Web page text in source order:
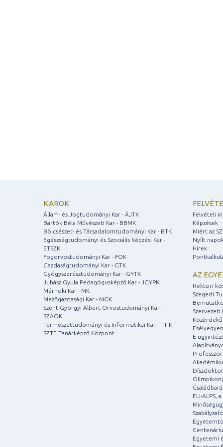
KAROK
Állam- és Jogtudományi Kar - ÁJTK
Bartók Béla Művészeti Kar - BBMK
Bölcsészet- és Társadalomtudományi Kar - BTK
Egészségtudományi és Szociális Képzési Kar -
ETSZK
Fogorvostudományi Kar - FOK
Gazdaságtudományi Kar - GTK
Gyógyszerésztudományi Kar - GYTK
Juhász Gyula Pedagógusképző Kar - JGYPK
Mérnöki Kar - MK
Mezőgazdasági Kar - MGK
Szent-Györgyi Albert Orvostudományi Kar -
SZAOK
Természettudományi és Informatikai Kar - TTIK
SZTE Tanárképző Központ
Felvételi
Képzések
Miért az
Nyílt
Hírek
AZ
Rektori
Szegedi
E-
ELI-ALPS,
Egyetemi